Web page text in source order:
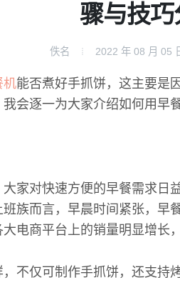
骤与技巧
佚名 2022 年 08 月 05
机能否煮好手抓饼，这主要是
会逐一为大家介绍如何用早
家对快速方便的早餐需求日
族而言，早晨时间紧张，早
电商平台上的销量明显增长
不仅可制作手抓饼，还支持